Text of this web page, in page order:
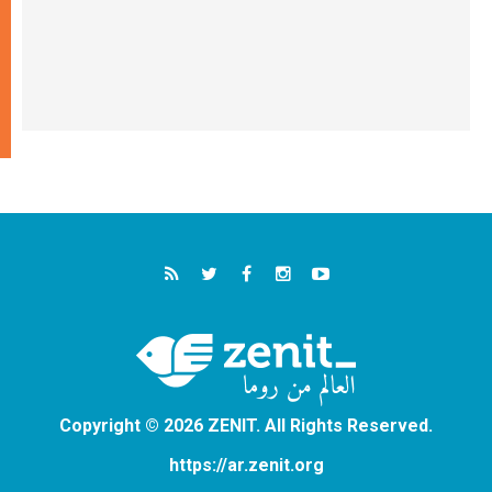
Copyright © 2026 ZENIT. All Rights Reserved.
https://ar.zenit.org